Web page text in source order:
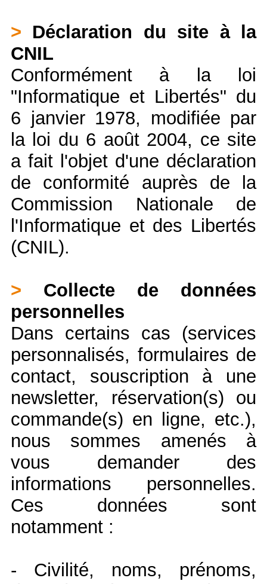
> Déclaration du site à la
CNIL
Conformément à la loi
"Informatique et Libertés" du
6 janvier 1978, modifiée par
la loi du 6 août 2004, ce site
a fait l'objet d'une déclaration
de conformité auprès de la
Commission Nationale de
l'Informatique et des Libertés
(CNIL).
> Collecte de données
personnelles
Dans certains cas (services
personnalisés, formulaires de
contact, souscription à une
newsletter, réservation(s) ou
commande(s) en ligne, etc.),
nous sommes amenés à
vous demander des
informations personnelles.
Ces données sont
notamment :
- Civilité, noms, prénoms,